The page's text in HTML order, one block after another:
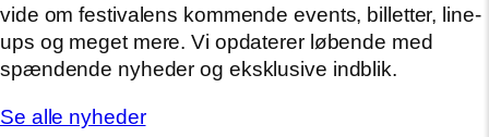
vide om festivalens kommende events, billetter, line-
ups og meget mere. Vi opdaterer løbende med
spændende nyheder og eksklusive indblik.
Se alle nyheder